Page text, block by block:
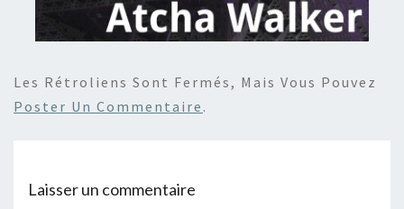
Les Rétroliens Sont Fermés, Mais Vous Pouvez
Poster Un Commentaire .
Laisser un commentaire